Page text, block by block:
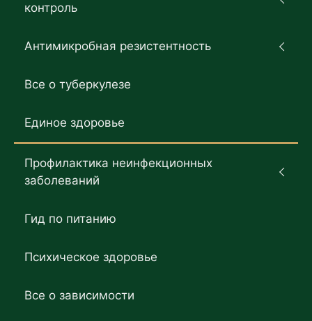
контроль
Антимикробная резистентность
Все о туберкулезе
Единое здоровье
Профилактика неинфекционных
заболеваний
Гид по питанию
Психическое здоровье
Все о зависимости